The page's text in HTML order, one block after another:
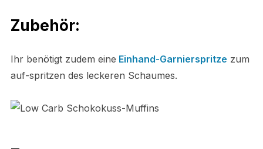
Zubehör:
Ihr benötigt zudem eine Einhand-Garnierspritze zum
auf-spritzen des leckeren Schaumes.